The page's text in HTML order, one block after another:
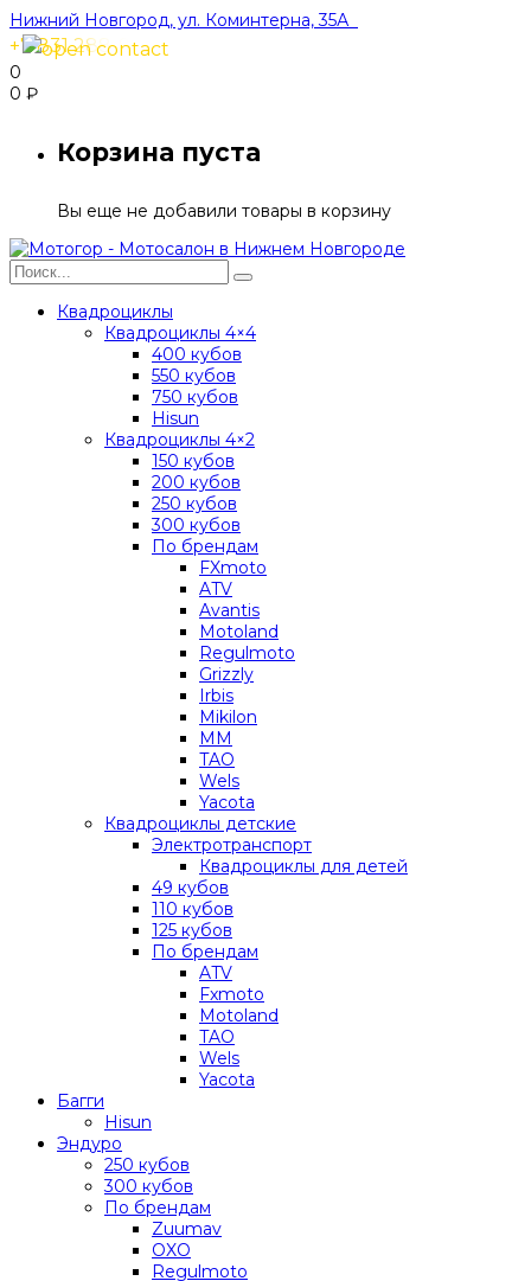
Нижний Новгород, ул. Коминтерна, 35А
+7 831 288-91-40
0
0 ₽
Корзина пуста
Вы еще не добавили товары в корзину
Квадроциклы
Квадроциклы 4×4
400 кубов
550 кубов
750 кубов
Hisun
Квадроциклы 4×2
150 кубов
200 кубов
250 кубов
300 кубов
По брендам
FXmoto
ATV
Avantis
Motoland
Regulmoto
Grizzly
Irbis
Mikilon
MM
TAO
Wels
Yacota
Квадроциклы детские
Электротранспорт
Квадроциклы для детей
49 кубов
110 кубов
125 кубов
По брендам
ATV
Fxmoto
Motoland
TAO
Wels
Yacota
Багги
Hisun
Эндуро
250 кубов
300 кубов
По брендам
Zuumav
OXO
Regulmoto